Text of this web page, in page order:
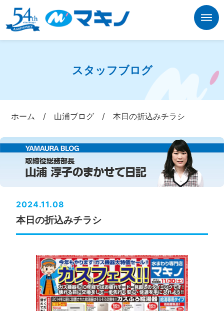
スタッフブログ
ホーム / 山浦ブログ /本日の折込みチラシ
2024.11.08
本日の折込みチラシ